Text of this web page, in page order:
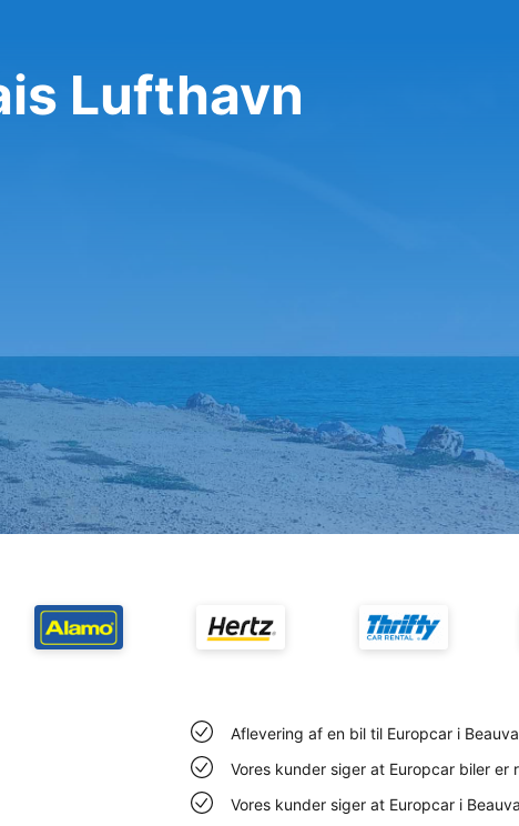
Lufthavn
Aflevering af en bil til Europcar i
Vores kunder siger at Europcar biler er
Vores kunder siger at Europcar i